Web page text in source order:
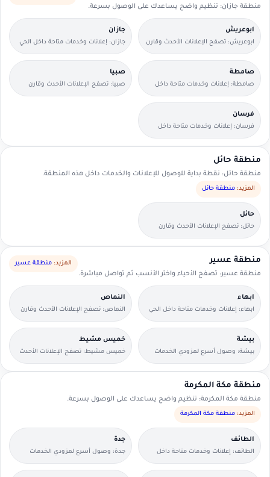
منطقة جازان: تنظيم واضح يساعدك على الوصول بسرعة.
ابوعريش
ابوعريش: تصفح الإعلانات الأحدث وقارن
التفاصيل بسرعة.
جازان
جازان: إعلانات وخدمات متاحة داخل الحي
مع وسائل تواصل مباشرة.
صامطة
صامطة: إعلانات وخدمات متاحة داخل
الحي مع وسائل تواصل مباشرة.
صبيا
صبيا: تصفح الإعلانات الأحدث وقارن
التفاصيل بسرعة.
فرسان
فرسان: إعلانات وخدمات متاحة داخل
الحي مع وسائل تواصل مباشرة.
منطقة حائل
منطقة حائل: نقطة بداية للوصول للإعلانات والخدمات داخل هذه المنطقة.
المزيد: منطقة حائل
حائل
حائل: تصفح الإعلانات الأحدث وقارن
التفاصيل بسرعة.
منطقة عسير
منطقة عسير: تصفح الأحياء واختر الأنسب ثم تواصل مباشرة.
المزيد: منطقة عسير
ابهاء
ابهاء: إعلانات وخدمات متاحة داخل الحي
مع وسائل تواصل مباشرة.
النماص
النماص: تصفح الإعلانات الأحدث وقارن
التفاصيل بسرعة.
بيشة
بيشة: وصول أسرع لمزودي الخدمات
القريبين منك.
خميس مشيط
خميس مشيط: تصفح الإعلانات الأحدث
وقارن التفاصيل بسرعة.
منطقة مكة المكرمة
منطقة مكة المكرمة: تنظيم واضح يساعدك على الوصول بسرعة.
المزيد: منطقة مكة المكرمة
الطائف
الطائف: إعلانات وخدمات متاحة داخل
الحي مع وسائل تواصل مباشرة.
جدة
جدة: وصول أسرع لمزودي الخدمات
القريبين منك.